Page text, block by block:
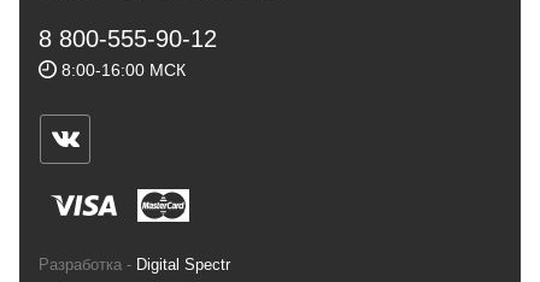
Геннадьевич
ИНН 590300057023 ОГРН 304590319000121
ул.Советская, 25, магазин Басег.
Тел./факс (342) 2101242
8 800-555-90-12
8:00-16:00 МСК
Разработка - Digital Spectr